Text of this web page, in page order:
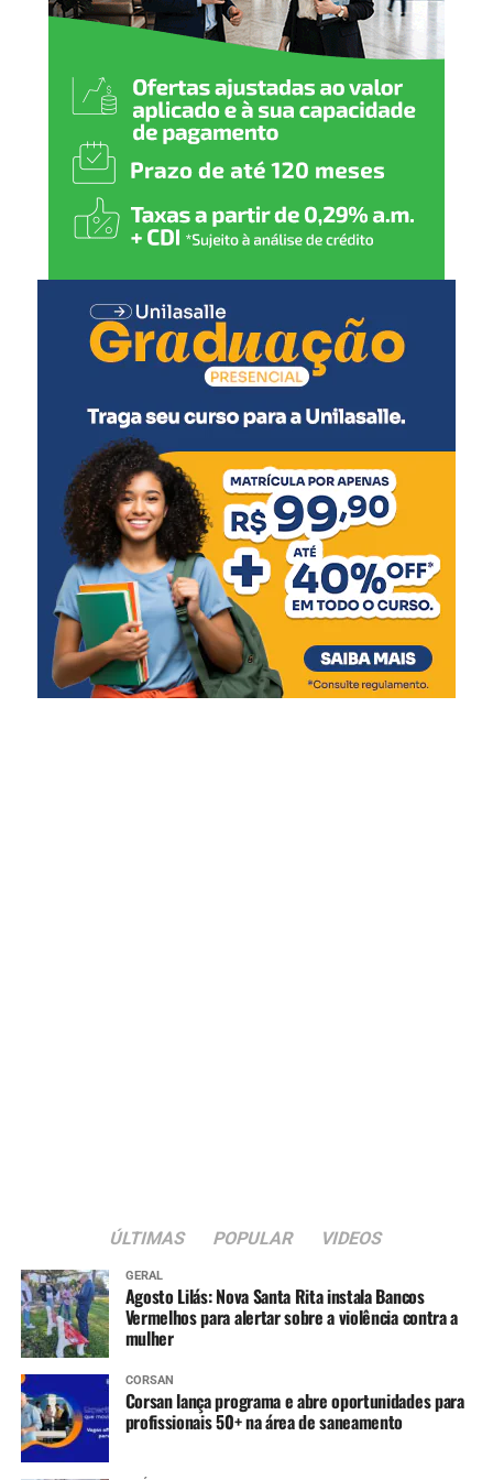
ÚLTIMAS POPULAR VIDEOS
GERAL
Agosto Lilás: Nova Santa Rita instala Bancos
Vermelhos para alertar sobre a violência contra a
mulher
CORSAN
Corsan lança programa e abre oportunidades para
profissionais 50+ na área de saneamento